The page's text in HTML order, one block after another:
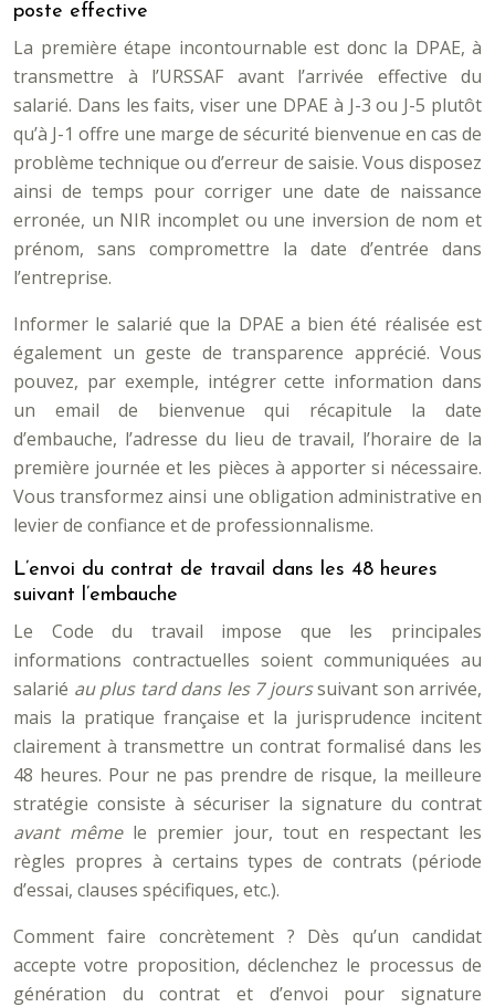
poste effective
La première étape incontournable est donc la DPAE, à
transmettre à l’URSSAF avant l’arrivée effective du
salarié. Dans les faits, viser une DPAE à J-3 ou J-5 plutôt
qu’à J-1 offre une marge de sécurité bienvenue en cas de
problème technique ou d’erreur de saisie. Vous disposez
ainsi de temps pour corriger une date de naissance
erronée, un NIR incomplet ou une inversion de nom et
prénom, sans compromettre la date d’entrée dans
l’entreprise.
Informer le salarié que la DPAE a bien été réalisée est
également un geste de transparence apprécié. Vous
pouvez, par exemple, intégrer cette information dans
un email de bienvenue qui récapitule la date
d’embauche, l’adresse du lieu de travail, l’horaire de la
première journée et les pièces à apporter si nécessaire.
Vous transformez ainsi une obligation administrative en
levier de confiance et de professionnalisme.
L’envoi du contrat de travail dans les 48 heures
suivant l’embauche
Le Code du travail impose que les principales
informations contractuelles soient communiquées au
salarié au plus tard dans les 7 jourssuivant son arrivée,
mais la pratique française et la jurisprudence incitent
clairement à transmettre un contrat formalisé dans les
48 heures. Pour ne pas prendre de risque, la meilleure
stratégie consiste à sécuriser la signature du contrat
avant mêmele premier jour, tout en respectant les
règles propres à certains types de contrats (période
d’essai, clauses spécifiques, etc.).
Comment faire concrètement ? Dès qu’un candidat
accepte votre proposition, déclenchez le processus de
génération du contrat et d’envoi pour signature